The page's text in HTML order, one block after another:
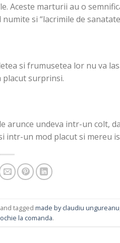
marturii au o
si “lacrimile de
si frumusetea lor nu va
placut surprinsi.
arunce undeva intr-un colt,
intr-un mod placut si mereu
and tagged made by claudiu ungureanu
la comanda.